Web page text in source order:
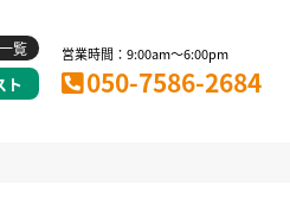
覧
ト
営業時間：9:00am～6:00pm
050-7586-2684